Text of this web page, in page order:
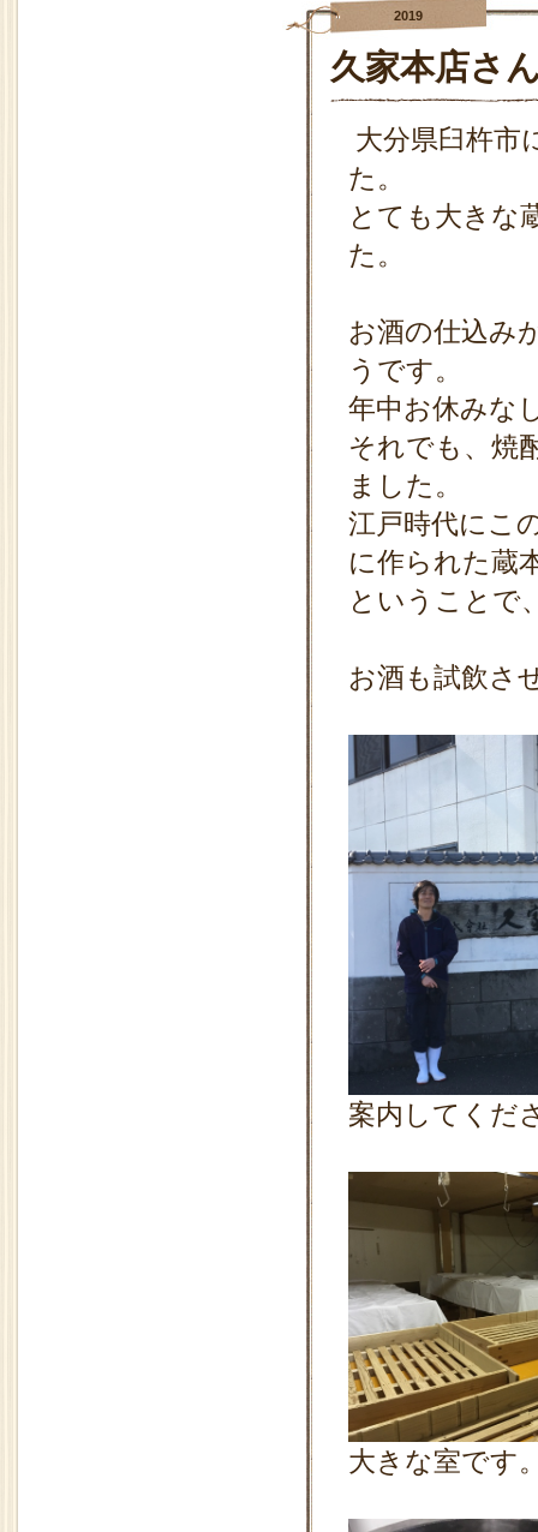
2019
久家本店さ
大分県臼杵市
た。
とても大きな
た。
お酒の仕込み
うです。
年中お休みな
それでも、焼
ました。
江戸時代にこ
に作られた蔵
ということで
お酒も試飲さ
案内してくだ
大きな室です